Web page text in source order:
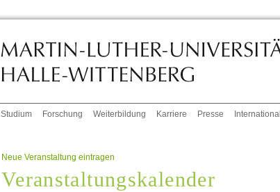
Studium Forschung Weiterbildung Karriere Presse International
Neue Veranstaltung eintragen
Veranstaltungskalender